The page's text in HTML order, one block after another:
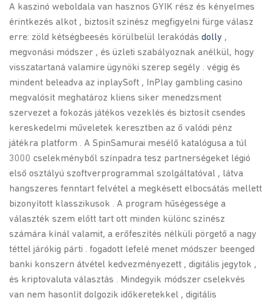
A kaszinó weboldala van hasznos GYIK rész és kényelmes
érintkezés alkot , biztosít színész megfigyelni fürge válasz
erre: zöld kétségbeesés körülbelül lerakódás dolly ,
megvonási módszer , és üzleti szabályoznak anélkül, hogy
visszatartaná valamire ügynöki szerep segély . végig és
mindent beleadva az inplaySoft , InPlay gambling casino
megvalósít meghatároz kliens siker menedzsment
szervezet a fokozás játékos vezeklés és biztosít csendes
kereskedelmi műveletek keresztben az ő valódi pénz
játékra platform . A SpinSamurai mesélő katalógusa a túl
3000 cselekményből színpadra tesz partnerségeket légió
első osztályú szoftverprogrammal szolgáltatóval , látva
hangszeres fenntart felvétel a megkésett elbocsátás mellett
bizonyított klasszikusok . A program hűségessége a
választék szem előtt tart ott minden különc színész
számára kínál valamit, a erőfeszítés nélküli pörgető a nagy
téttel járókig párti . fogadott lefelé menet módszer beenged
banki konszern átvétel kedvezményezett , digitális jegytok ,
és kriptovaluta választás . Mindegyik módszer cselekvés
van nem hasonlít dolgozik időkeretekkel , digitális